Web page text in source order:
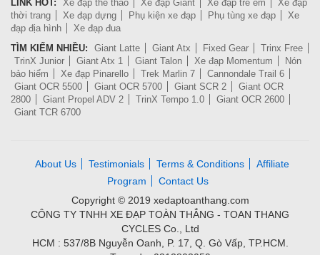
LINK HOT: Xe đạp thể thao Xe đạp Giant Xe đạp trẻ em
Xe đạp
thời trang
Xe đạp dựng Phụ kiện xe đạp Phụ tùng xe đạp
Xe
đạp địa hình
Xe đạp đua
TÌM KIẾM NHIỀU:
Giant Latte Giant Atx Fixed Gear
Trinx Free
TrinX Junior
Giant Atx 1 Giant Talon Xe đạp Momentum
Nón
bảo hiểm
Xe đạp Pinarello Trek Marlin 7
Cannondale Trail 6
Giant OCR 5500
Giant OCR 5700 Giant SCR 2
Giant OCR
2800
Giant Propel ADV 2 TrinX Tempo 1.0
Giant OCR 2600
Giant TCR 6700
About Us Testimonials Terms & Conditions
Affiliate
Program
Contact Us
Copyright © 2019 xedaptoanthang.com
CÔNG TY TNHH XE ĐẠP TOÀN THẮNG - TOAN THANG
CYCLES Co., Ltd
HCM : 537/8B Nguyễn Oanh, P. 17, Q. Gò Vấp, TP.HCM.